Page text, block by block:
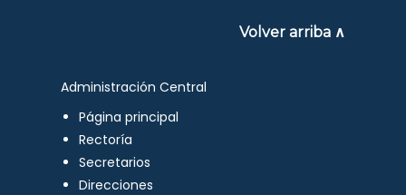
Volver arriba ∧
Administración Central
Página principal
Rectoría
Secretarios
Direcciones